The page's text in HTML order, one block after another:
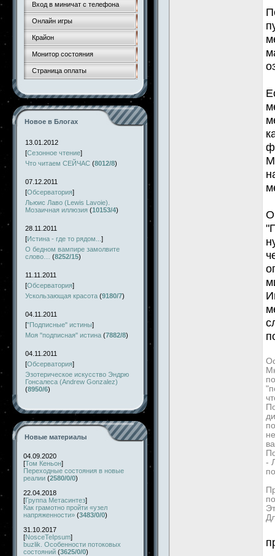
Вход в миничат с телефона
Онлайн игры
Крайон
Монитор состояния
Страница оплаты
Новое в Блогах
13.01.2012
[Сезонное чтение]
Что читаем СЕЙЧАС (8012/8)
07.12.2011
[Обсерватория]
Льюис Лаво (Lewis Lavoie).
Мозаичная иллюзия (10153/4)
28.11.2011
[Истина - где то рядом... ]
О бедном вампире замолвите
слово…
(8252/15)
11.11.2011
[Обсерватория]
Ускользающая красота (9180/7)
04.11.2011
["Подписные" истины]
Моя "подписная" истина (7882/8)
04.11.2011
[Обсерватория]
Эзотерическое искусство Эндрю
Гонсалеса (Andrew Gonzalez)
(8950/6)
Новые материалы
04.09.2020
[Том Кеньон]
Переходные состояния в новые
реалии (2580/0/0)
22.04.2018
[Группа Метасинтез]
Как грамотно пройти «узел
напряженности» (3483/0/0)
31.10.2017
[NosceTeIpsum]
buzlik. Особенности потоковых
состояний (3625/0/0)
-